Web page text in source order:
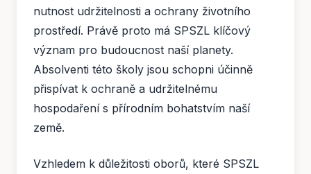
nutnost udržitelnosti a ochrany životního
prostředí. Právě proto má SPSZL klíčový
význam pro budoucnost naší planety.
Absolventi této školy jsou schopni účinně
přispívat k ochraně a udržitelnému
hospodaření s přírodním bohatstvím naší
země.
Vzhledem k důležitosti oborů, které SPSZL